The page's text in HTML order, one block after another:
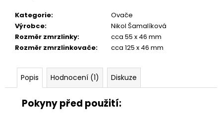
Kategorie:
Ovače
Výrobce:
Nikol Šamalíková
Rozměr zmrzlinky:
cca 55 x 46 mm
Rozměr zmrzlinkovače: cca 125 x 46 mm
Popis Hodnocení (1) Diskuze
Pokyny před použití:
č
u
e
ŽÍŽALA